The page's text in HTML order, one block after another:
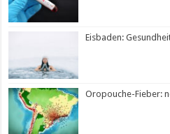
Eisbaden:
Oropouche-Fieber: